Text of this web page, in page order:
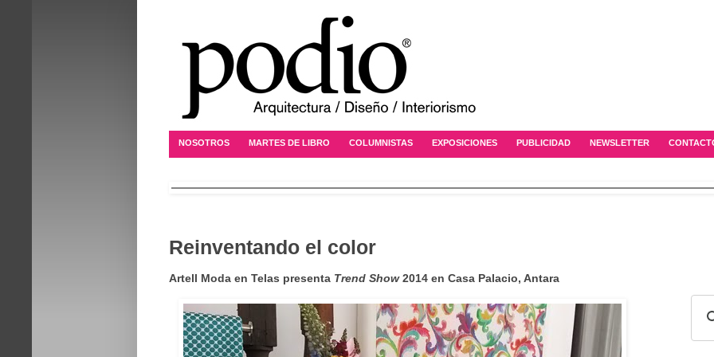
NOSOTROS MARTES DE LIBRO COLUMNISTAS EXPOSICIONES PUBLICIDAD NEWSLETTER
Reinventando el color
Artell Moda en Telas presenta Trend Show2014 en Casa Palacio, Antara